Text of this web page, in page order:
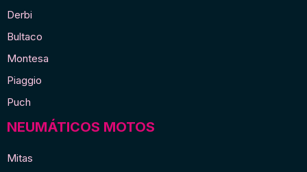
Derbi
Bultaco
Montesa
Piaggio
Puch
NEUMÁTICOS MOTOS
Mitas